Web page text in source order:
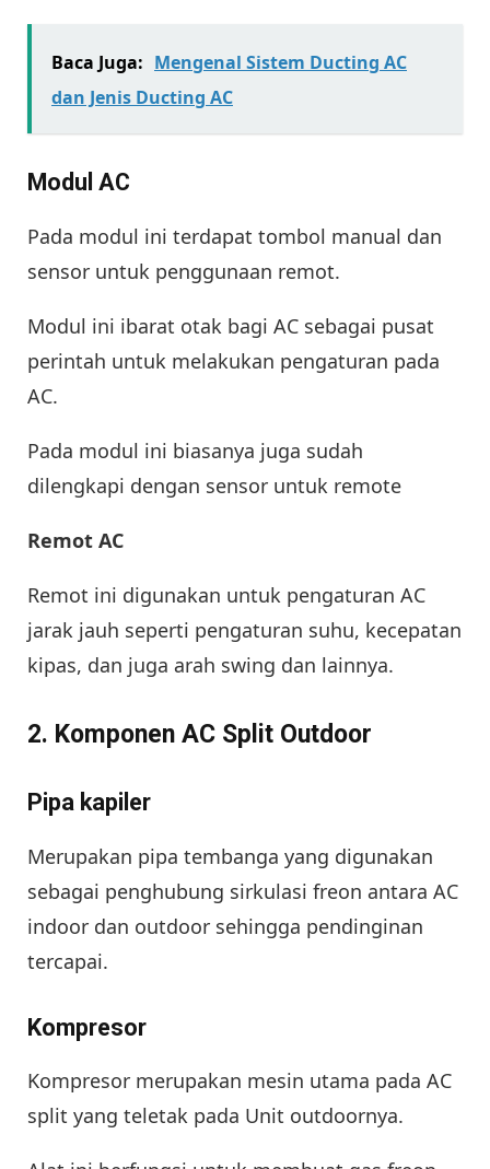
Baca Juga: Mengenal Sistem Ducting AC
dan Jenis Ducting AC
Modul AC
Pada modul ini terdapat tombol manual dan
sensor untuk penggunaan remot.
Modul ini ibarat otak bagi AC sebagai pusat
perintah untuk melakukan pengaturan pada
AC.
Pada modul ini biasanya juga sudah
dilengkapi dengan sensor untuk remote
Remot AC
Remot ini digunakan untuk pengaturan AC
jarak jauh seperti pengaturan suhu, kecepatan
kipas, dan juga arah swing dan lainnya.
2. Komponen AC Split Outdoor
Pipa kapiler
Merupakan pipa tembanga yang digunakan
sebagai penghubung sirkulasi freon antara AC
indoor dan outdoor sehingga pendinginan
tercapai.
Kompresor
Kompresor merupakan mesin utama pada AC
split yang teletak pada Unit outdoornya.